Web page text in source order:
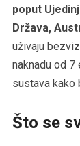
poput
Država,
uživaju
naknadu od 7
sustava kako
Što se